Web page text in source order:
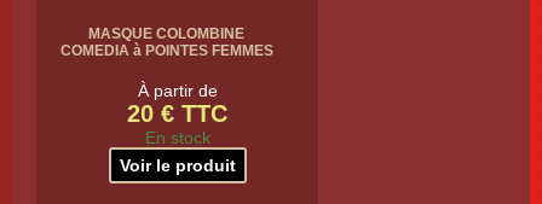
MASQUE COLOMBINE
COMEDIA à POINTES FEMMES
À partir de
20 € TTC
En stock
Voir le produit